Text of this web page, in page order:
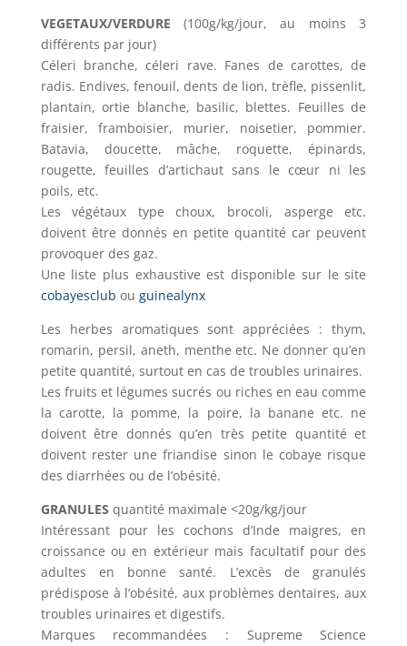
VEGETAUX/VERDURE (100g/kg/jour, au moins 3
différents par jour)
Céleri branche, céleri rave. Fanes de carottes, de
radis. Endives, fenouil, dents de lion, trèfle, pissenlit,
plantain, ortie blanche, basilic, blettes. Feuilles de
fraisier, framboisier, murier, noisetier, pommier.
Batavia, doucette, mâche, roquette, épinards,
rougette, feuilles d’artichaut sans le cœur ni les
poils, etc.
Les végétaux type choux, brocoli, asperge etc.
doivent être donnés en petite quantité car peuvent
provoquer des gaz.
Une liste plus exhaustive est disponible sur le site
cobayesclub ou guinealynx
Les herbes aromatiques sont appréciées : thym,
romarin, persil, aneth, menthe etc. Ne donner qu’en
petite quantité, surtout en cas de troubles urinaires.
Les fruits et légumes sucrés ou riches en eau comme
la carotte, la pomme, la poire, la banane etc. ne
doivent être donnés qu’en très petite quantité et
doivent rester une friandise sinon le cobaye risque
des diarrhées ou de l’obésité.
GRANULES quantité maximale <20g/kg/jour
Intéressant pour les cochons d’Inde maigres, en
croissance ou en extérieur mais facultatif pour des
adultes en bonne santé. L’excès de granulés
prédispose à l’obésité, aux problèmes dentaires, aux
troubles urinaires et digestifs.
Marques recommandées : Supreme Science